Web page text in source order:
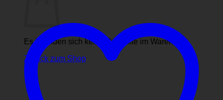
Es befinden sich keine Produkte im Warenkorb.
Zurück zum Shop